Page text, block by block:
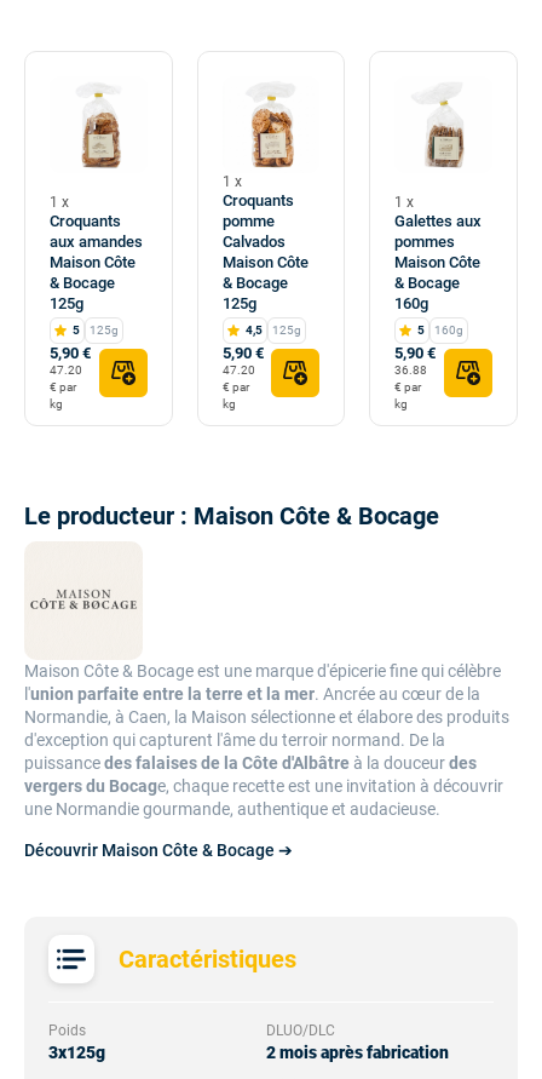
Caractéristiques
Poids
3x125g
DLUO/DLC
2 mois après fabrication
1 x
Croquants
aux amandes
Maison Côte
& Bocage
125g
5 125g
5,90 €
47.20
€ par
kg
1 x
Croquants
pomme
Calvados
Maison Côte
& Bocage
125g
4,5 125g
5,90 €
47.20
€ par
kg
1 x
Galettes aux
pommes
Maison Côte
& Bocage
160g
5 160g
5,90 €
36.88
€ par
kg
Le producteur : Maison Côte & Bocage
Maison Côte & Bocage est une marque d'épicerie fine qui célèbre
l'union parfaite entre la terre et la mer. Ancrée au cœur de la
Normandie, à Caen, la Maison sélectionne et élabore des produits
d'exception qui capturent l'âme du terroir normand. De la
puissancedes falaises de la Côte d'Albâtre à la douceurdes
vergers du Bocage, chaque recette est une invitation à découvrir
une Normandie gourmande, authentique et audacieuse.
Découvrir Maison Côte & Bocage ➔